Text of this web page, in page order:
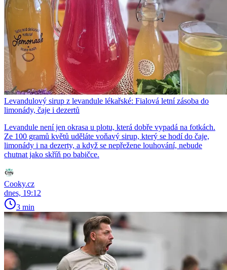
Levandulový sirup z levandule lékařské: Fialová letní zásoba do
limonády, čaje i dezertů
Levandule není jen okrasa u plotu, která dobře vypadá na fotkách.
Ze 100 gramů květů uděláte voňavý sirup, který se hodí do čaje,
limonády i na dezerty, a když se nepřežene louhování, nebude
chutnat jako skříň po babičce.
Cooky.cz
dnes, 19:12
3 min